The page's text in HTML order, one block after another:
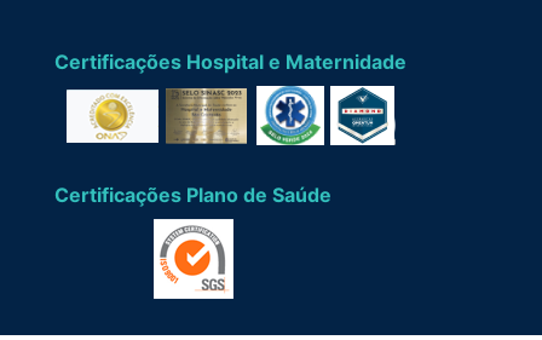
Certificações Hospital e Maternidade
Certificações Plano de Saúde